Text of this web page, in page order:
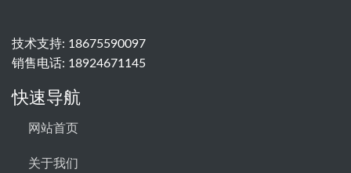
技术支持: 18675590097
销售电话: 18924671145
快速导航
网站首页
关于我们